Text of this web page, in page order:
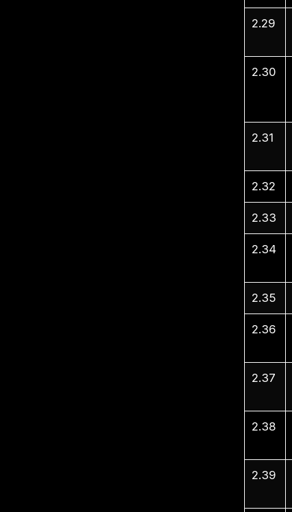
2.29
2.30
2.31
2.32
2.33
2.34
2.35
2.36
2.37
2.38
2.39